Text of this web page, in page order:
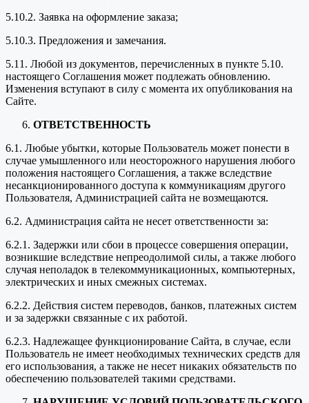
5.10.2. Заявка на оформление заказа;
5.10.3. Предложения и замечания.
5.11. Любой из документов, перечисленных в пункте 5.10.
настоящего Соглашения может подлежать обновлению.
Изменения вступают в силу с момента их опубликования на
Сайте.
ОТВЕТСТВЕННОСТЬ
6.1. Любые убытки, которые Пользователь может понести в
случае умышленного или неосторожного нарушения любого
положения настоящего Соглашения, а также вследствие
несанкционированного доступа к коммуникациям другого
Пользователя, Администрацией сайта не возмещаются.
6.2. Администрация сайта не несет ответственности за:
6.2.1. Задержки или сбои в процессе совершения операции,
возникшие вследствие непреодолимой силы, а также любого
случая неполадок в телекоммуникационных, компьютерных,
электрических и иных смежных системах.
6.2.2. Действия систем переводов, банков, платежных систем
и за задержки связанные с их работой.
6.2.3. Надлежащее функционирование Сайта, в случае, если
Пользователь не имеет необходимых технических средств для
его использования, а также не несет никаких обязательств по
обеспечению пользователей такими средствами.